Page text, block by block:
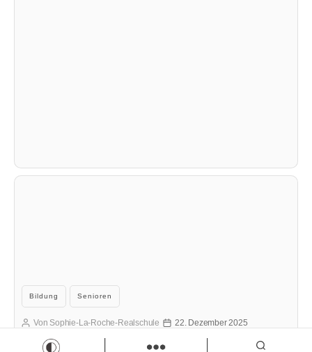
Kategorien
Bildung Senioren
Musik und Gemeinschaft
Beitragsautor
Von Sophie-La-Roche-Realschule Veröffentlichungsdatum
22. Dezember 2025